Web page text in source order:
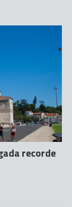
recorde